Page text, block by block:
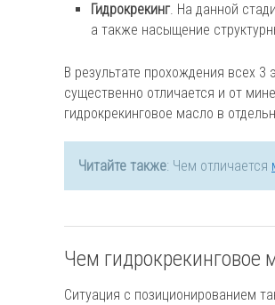
Гидрокрекинг. На данной
а также насыщение
В результате прохождения всех
существенно отличается и от
гидрокрекинговое масло в
Читайте также: Чем отличается
Чем гидрокрекинговое
Ситуация с позиционированием